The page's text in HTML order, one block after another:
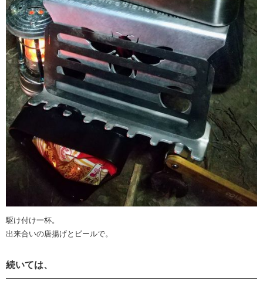
駆け付け一杯。
出来合いの唐揚げとビールで。
続いては、